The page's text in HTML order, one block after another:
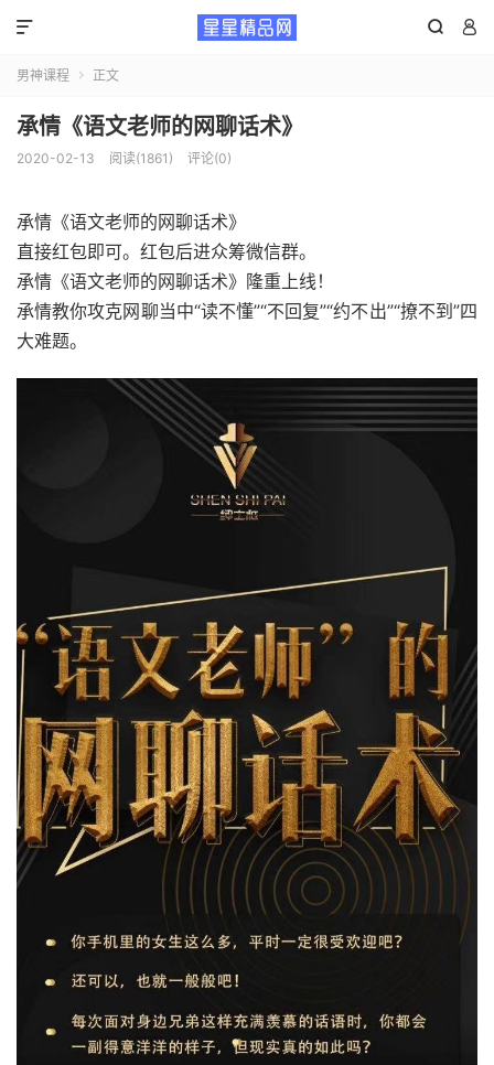
 

男神课程  正文
承情《语文老师的网聊话术》
2020-02-13 阅读(1861) 评论(0)
承情《语文老师的网聊话术》
直接红包即可。红包后进众筹微信群。
承情《语文老师的网聊话术》隆重上线！
承情教你攻克网聊当中“读不懂”“不回复”“约不出”“撩不到”四
大难题。